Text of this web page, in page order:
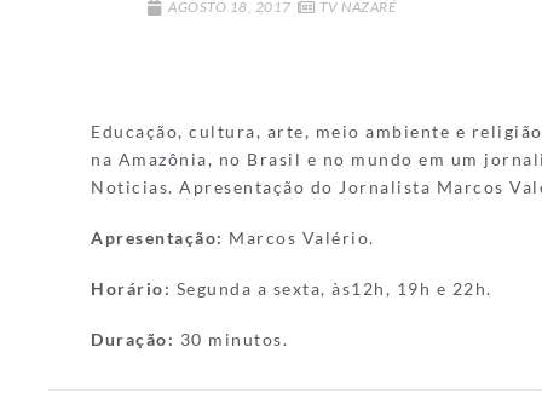
AGOSTO 18, 2017 TV NAZARÉ
Educação, cultura, arte, meio ambiente e
na Amazônia, no Brasil e no mundo em um
Noticias. Apresentação do Jornalista Marcos
Apresentação: Marcos Valério.
Horário: Segunda a sexta, às12h, 19h e 22h.
Duração: 30 minutos.